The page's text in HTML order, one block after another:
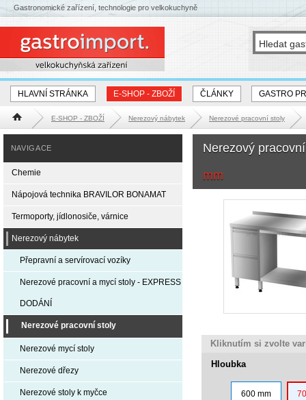
HLAVNÍ STRÁNKA E-SHOP - ZBOŽÍ ČLÁNKY GASTRO
Hlavní stránka E-SHOP - ZBOŽÍ Nerezový nábytek Nerezové pracovní stoly
Nerezový
mm
Kliknutím si zvolte
Hloubka
600 mm
NAVIGACE
Chemie
Nápojová technika BRAVILOR BONAMAT
Termoporty, jídlonosiče, várnice
Nerezový nábytek
Přepravní a servírovací vozíky
Nerezové pracovní a mycí stoly - EXPRESS
DODÁNÍ
Nerezové pracovní stoly
Nerezové mycí stoly
Nerezové dřezy
Nerezové stoly k myčce
Gastronomické zařízení, technologie pro velkokuchyně